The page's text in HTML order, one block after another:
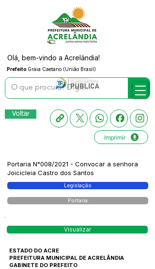
Prefeito Graia Caetano (União Brasil)
Olá, bem-vindo a Acrelândia!
Voltar
Imprimir
Portaria N°008/2021 - Convocar a senhora
Joicicleia Castro dos Santos
Legislação
Portaria
Visualizar
ESTADO DO ACRE
PREFEITURA MUNICIPAL DE ACRELÂNDIA
GABINETE DO PREFEITO